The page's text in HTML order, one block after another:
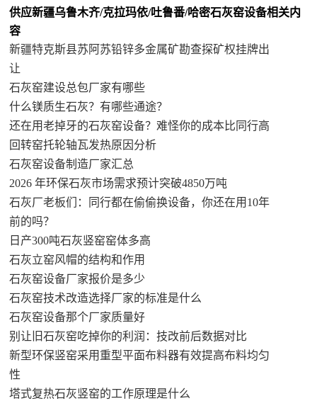
供应新疆乌鲁木齐/克拉玛依/吐鲁番/哈密石灰窑设备相关内
容
新疆特克斯县苏阿苏铅锌多金属矿勘查探矿权挂牌出
让
石灰窑建设总包厂家有哪些
什么镁质生石灰？有哪些通途？
还在用老掉牙的石灰窑设备？难怪你的成本比同行高
回转窑托轮轴瓦发热原因分析
石灰窑设备制造厂家汇总
2026 年环保石灰市场需求预计突破4850万吨
石灰厂老板们：同行都在偷偷换设备，你还在用10年
前的吗？
日产300吨石灰竖窑窑体多高
石灰立窑风帽的结构和作用
石灰窑设备厂家报价是多少
石灰窑技术改造选择厂家的标准是什么
石灰窑设备那个厂家质量好
别让旧石灰窑吃掉你的利润：技改前后数据对比
新型环保竖窑采用重型平面布料器有效提高布料均匀
性
塔式复热石灰竖窑的工作原理是什么